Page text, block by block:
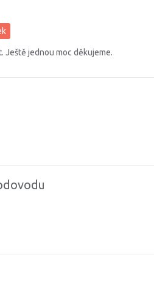
Ještě jednou moc děkujeme.